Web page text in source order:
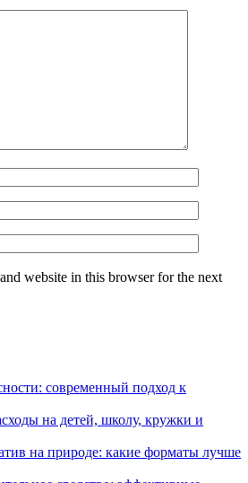
website in this browser for the next
современный подход к
на детей, школу, кружки и
на природе: какие форматы лучше